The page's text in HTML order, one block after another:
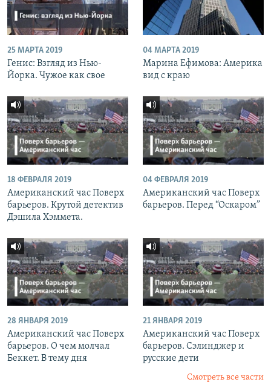
25 МАРТА 2019
Генис: Взгляд из Нью-
Йорка. Чужое как свое
04 МАРТА 2019
Марина Ефимова: Америка
вид с краю
18 ФЕВРАЛЯ 2019
Американский час Поверх
барьеров. Крутой детектив
Дэшила Хэммета.
04 ФЕВРАЛЯ 2019
Американский час Поверх
барьеров. Перед “Оскаром”
28 ЯНВАРЯ 2019
Американский час Поверх
барьеров. О чем молчал
Беккет. В тему дня
21 ЯНВАРЯ 2019
Американский час Поверх
барьеров. Сэлинджер и
русские дети
Смотреть все части